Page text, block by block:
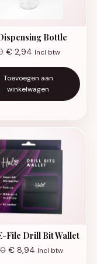
Bottle
€ 2,94 Incl btw
Toevoegen aan
winkelwagen
File Drill Bit Wallet
€ 8,94 Incl btw